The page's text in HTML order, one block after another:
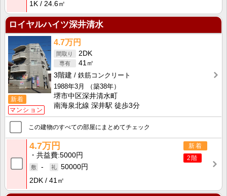
1K 24.6㎡
ロイヤルハイツ深井清水
新着
マンション
4.7万円
2DK
41㎡
3階建
鉄筋コンクリート
1988年3月
（築38年）
堺市中区深井清水町
南海泉北線 深井駅 徒歩3分
この建物のすべての部屋にまとめてチェック
新着
2階
4.7万円
共益費 5000円
-
50000円
2DK
41㎡